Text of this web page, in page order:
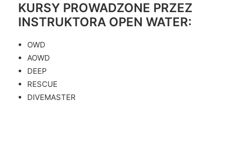
KURSY PROWADZONE PRZEZ
INSTRUKTORA OPEN WATER:
OWD
AOWD
DEEP
RESCUE
DIVEMASTER